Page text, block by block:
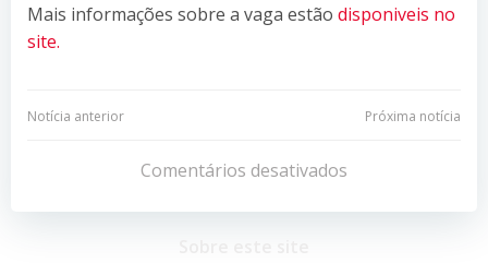
Mais informações sobre a vaga estão disponiveis no
site.
Navegação
Post
Notícia anterior
Navegação
de
Post
Próxima notícia
Comentários desativados